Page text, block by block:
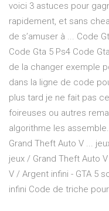
voici 3 astuces pour
rapidement, et sans
de s’amuser à ... Code
Code Gta 5 Ps4 Code
de la changer exemple
dans la ligne de code
plus tard je ne fait pas
foireuses ou autres
algorithme les
Grand Theft Auto V ...
jeux / Grand Theft Auto
V / Argent infini - GTA 5
infini Code de triche